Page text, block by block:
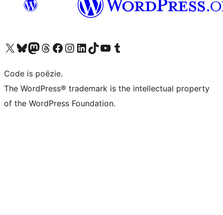
Bezoek ons X (voorheen Twitter) account
Bezoek ons Bluesky account
Bezoek ons Mastodon account
Bezoek ons Threads account
Onze Facebook pagina bezoeken
Bezoek ons Instagram account
Bezoek ons LinkedIn account
Bezoek ons TikTok account
Bezoek ons YouTube kanaalBezoek ons Tumblr account
Code is poëzie.
The WordPress® trademark is the intellectual property
of the WordPress Foundation.